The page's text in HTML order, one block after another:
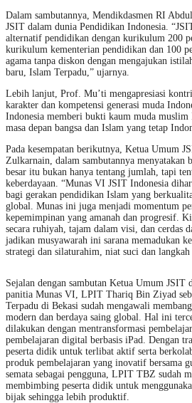
Dalam sambutannya, Mendikdasmen RI
JSIT dalam dunia Pendidikan Indonesia.
alternatif pendidikan dengan kurikulum 200
kurikulum kementerian pendidikan dan 100
agama tanpa diskon dengan mengajukan
baru, Islam Terpadu,” ujarnya.
Lebih lanjut, Prof. Mu’ti mengapresiasi
karakter dan kompetensi generasi muda
Indonesia memberi bukti kaum muda
masa depan bangsa dan Islam yang tetap
Pada kesempatan berikutnya, Ketua Umum
Zulkarnain, dalam sambutannya menyatakan
besar itu bukan hanya tentang jumlah, tapi
keberdayaan. “Munas VI JSIT Indonesia
bagi gerakan pendidikan Islam yang
global. Munas ini juga menjadi momentum
kepemimpinan yang amanah dan progresif.
secara ruhiyah, tajam dalam visi, dan cerdas
jadikan musyawarah ini sarana memadukan
strategi dan silaturahim, niat suci dan langkah
Sejalan dengan sambutan Ketua Umum JSIT
panitia Munas VI, LPIT Thariq Bin Ziyad
Terpadu di Bekasi sudah mengawali
modern dan berdaya saing global. Hal ini
dilakukan dengan mentransformasi
pembelajaran digital berbasis iPad. Dengan
peserta didik untuk terlibat aktif serta
produk pembelajaran yang inovatif bersama
semata sebagai pengguna, LPIT TBZ sudah
membimbing peserta didik untuk
bijak sehingga lebih produktif.